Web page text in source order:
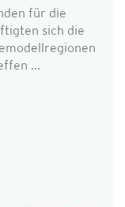
für die
sich die
...